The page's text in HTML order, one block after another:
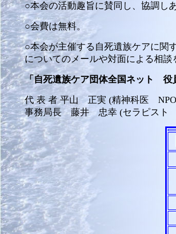
○本会の活動趣旨に賛同し、協調し
○会費は無料。
○本会が主催する自死遺族ケアに関
についてのメールや対面による相
「自死遺族ケア団体全国ネット 役
代 表 者 平山 正実 (精神科医
事務局長 藤井 忠幸 (セラピスト